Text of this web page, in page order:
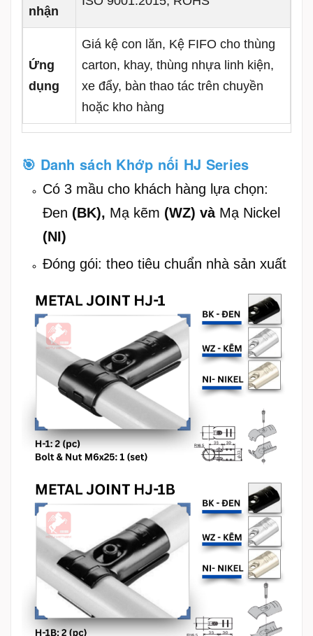
nhận
Ứng
dụng
Giá kệ con lăn, Kệ FIFO cho thùng
carton, khay, thùng nhựa linh kiện,
xe đẩy, bàn thao tác trên chuyền
hoặc kho hàng
🎯 Danh sách Khớp nối HJ Series
Có 3 mầu cho khách hàng lựa chọn:
Đen (BK), Mạ kẽm (WZ) và Mạ Nickel
(NI)
Đóng gói: theo tiêu chuẩn nhà sản xuất